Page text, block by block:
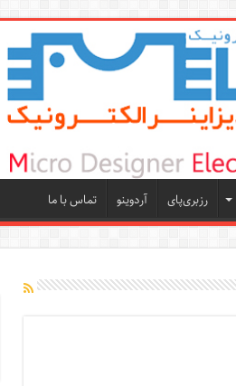
رزبری‌پای آردوینو تماس با ما